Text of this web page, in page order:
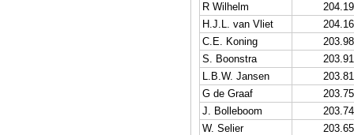
R Wilhelm
204.19
H.J.L. van Vliet
204.16
C.E. Koning
203.98
S. Boonstra
203.91
L.B.W. Jansen
203.81
G de Graaf
203.75
J. Bolleboom
203.74
W. Selier
203.65